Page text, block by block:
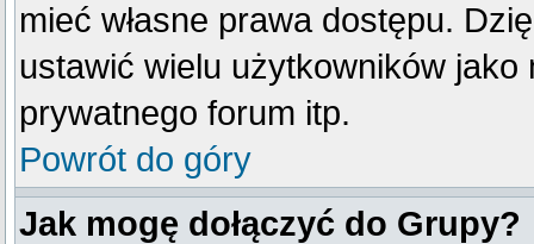
mieć własne prawa dostępu.
ustawić wielu użytkowników
prywatnego forum itp.
Powrót do góry
Jak mogę dołączyć do Grupy?